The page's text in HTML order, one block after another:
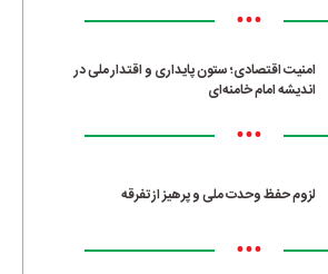
•••
امنیت اقتصادی؛ ستون پایداری و اقتدار ملی در
اندیشه امام خامنه‌ای
•••
لزوم حفظ وحدت ملی و پرهیز از تفرقه
•••